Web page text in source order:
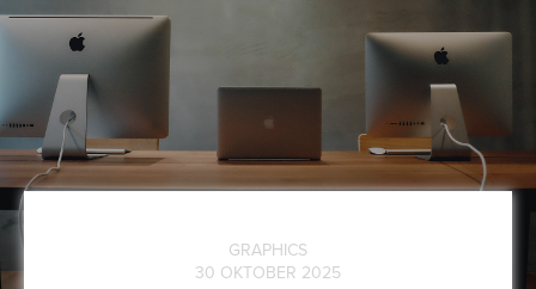
GRAPHICS
30 OKTOBER 2025